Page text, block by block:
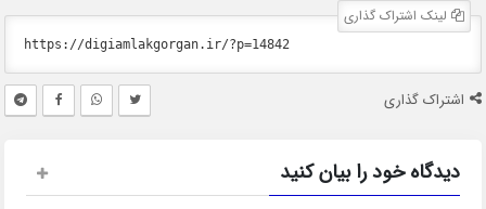
لینک اشتراک گذاری
اشتراک گذاری
دیدگاه خود را بیان کنید